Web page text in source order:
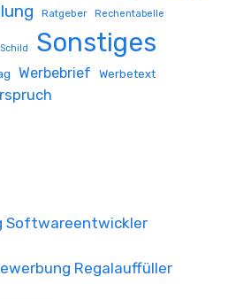
Ratgeber Rechentabelle
Schild Sonstiges
Werbebrief Werbetext
Softwareentwickler
Regalauffüller